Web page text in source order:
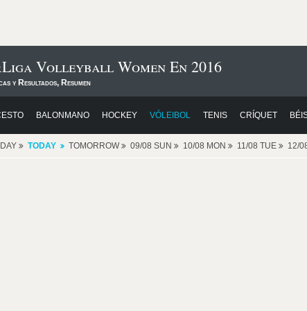
Volleyball Women En 2016
y Resultados, Resumen
BALONMANO HOCKEY VÓLEIBOL TENIS CRÍQUET
TODAY TOMORROW 09/08 SUN 10/08 MON 11/08 TUE 12/